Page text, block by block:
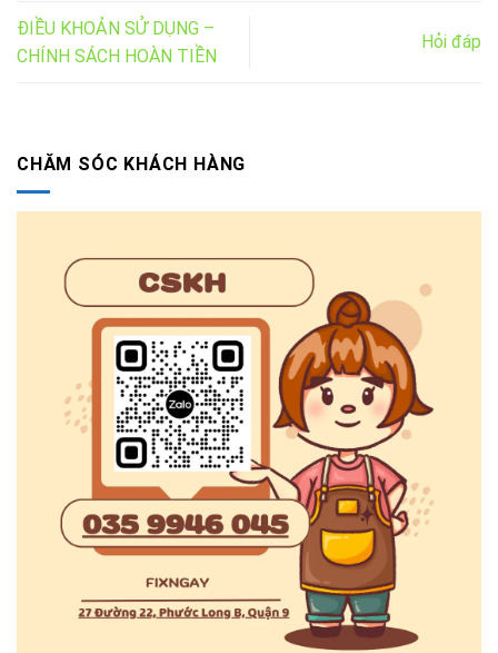
ĐIỀU KHOẢN SỬ DỤNG –
CHÍNH SÁCH HOÀN TIỀN
Hỏi đáp
CHĂM SÓC KHÁCH HÀNG